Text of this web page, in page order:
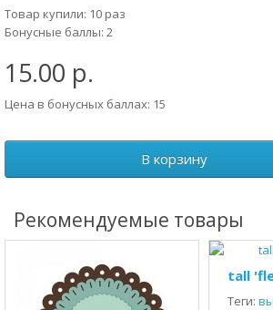
Товар купили: 10 раз
Бонусные баллы: 2
15.00 р.
Цена в бонусных баллах: 15
В корзину
Рекомендуемые товары
tall
Теги: